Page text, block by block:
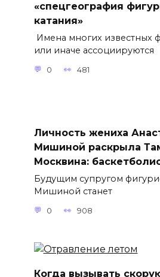
«спецгеография
катания»
Имена многих известных
или иначе ассоциируются
0 481
Личность жениха
Мишиной раскрыла
Москвина:
Будущим супругом
Мишиной станет
0 908
Когда вызывать